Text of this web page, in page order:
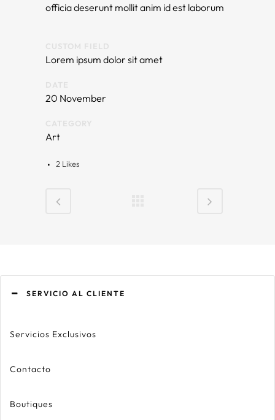
officia deserunt mollit anim id est laborum
Lorem ipsum dolor sit amet
20 November
Art
2 Likes
SERVICIO AL CLIENTE
Servicios Exclusivos
Contacto
Boutiques